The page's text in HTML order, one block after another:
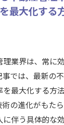
最大化する
理業界は、常に
事では、最新の
を最大化する方
術の進化がもた
に伴う具体的な